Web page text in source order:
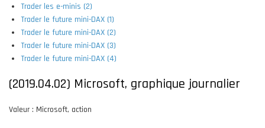
Trader les e-minis (2)
Trader le future mini-DAX (1)
Trader le future mini-DAX (2)
Trader le future mini-DAX (3)
Trader le future mini-DAX (4)
(2019.04.02) Microsoft, graphique journalier
Valeur : Microsoft, action